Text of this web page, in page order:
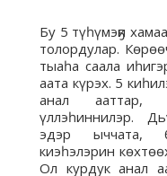
Бу 5 түһүмэҕи
толордулар.
тыаһа саала
аата күрэх. 5
анал ааттар,
үллэһиннилэр.
эдэр ыччата,
киэһэлэрин
Ол курдук анал